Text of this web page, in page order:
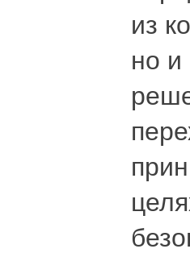
из
но и